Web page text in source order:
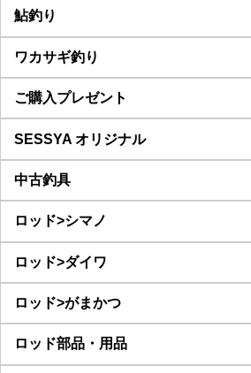
鮎釣り
ワカサギ釣り
ご購入プレゼント
SESSYA オリジナル
中古釣具
ロッド>シマノ
ロッド>ダイワ
ロッド>がまかつ
ロッド部品・用品